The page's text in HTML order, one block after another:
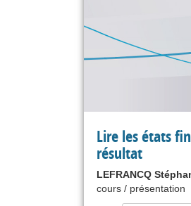
Lire les états
résultat
LEFRANCQ
cours / présentation